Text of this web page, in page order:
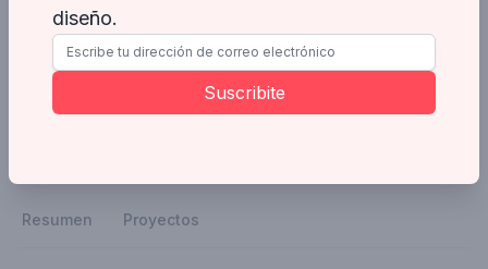
Carolina Ferreira Arquitetura
Enviar mensaje
Resumen Proyectos
diseño.
Suscribite